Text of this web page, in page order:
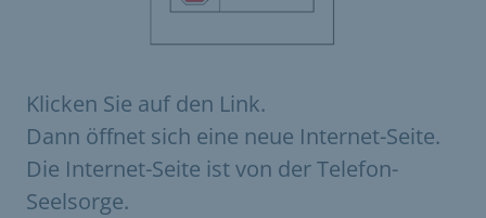
Klicken Sie auf den Link.
Dann öffnet sich eine neue Internet-Seite.
Die Internet-Seite ist von der Telefon-
Seelsorge.